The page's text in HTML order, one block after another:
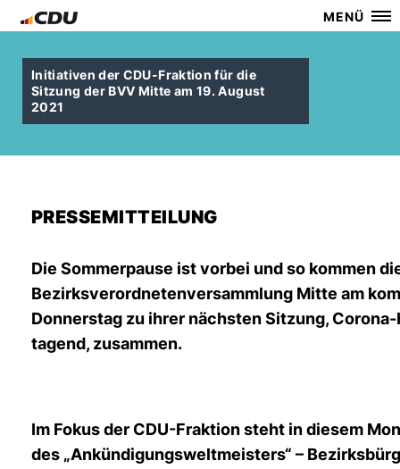
MENÜ
Initiativen der CDU-Fraktion für die
Sitzung der BVV Mitte am 19. August
2021
PRESSEMITTEILUNG
Die Sommerpause ist vorbei und so kommen
Bezirksverordnetenversammlung Mitte am
Donnerstag zu ihrer nächsten Sitzung,
tagend, zusammen.
Im Fokus der CDU-Fraktion steht in diesem
des „Ankündigungsweltmeisters“ –